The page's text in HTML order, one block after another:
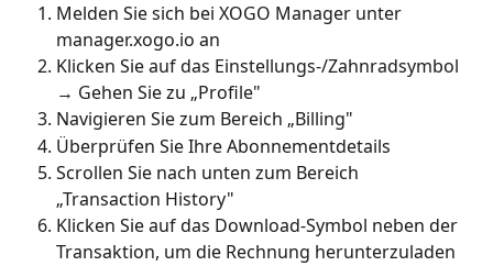
Melden Sie sich bei XOGO Manager unter
manager.xogo.io an
Klicken Sie auf das Einstellungs-/Zahnradsymbol
→ Gehen Sie zu „Profile"
Navigieren Sie zum Bereich „Billing"
Überprüfen Sie Ihre Abonnementdetails
Scrollen Sie nach unten zum Bereich
„Transaction History"
Klicken Sie auf das Download-Symbol neben der
Transaktion, um die Rechnung herunterzuladen